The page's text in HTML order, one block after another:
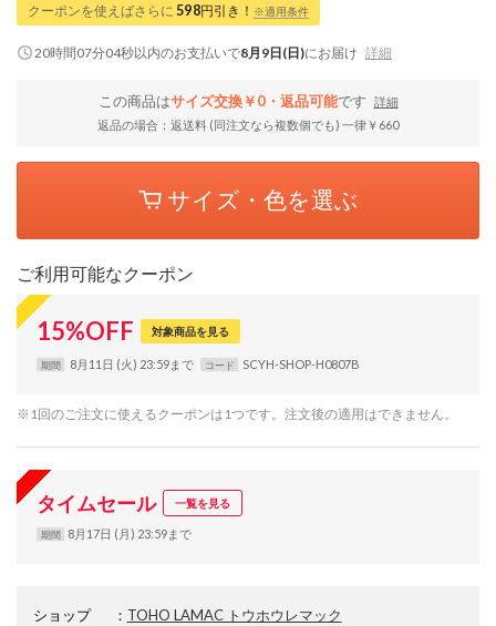
クーポンを使えばさらに 598円引き！ ※適用条件
20時間07分04秒以内のお支払いで8月9日(日)にお届け 詳細
この商品はサイズ交換￥0・返品可能です
詳細
返品の場合：返送料 (同注文なら複数個でも) 一律￥660
サイズ・色を選ぶ
ご利用可能なクーポン
15%OFF 対象商品を見る
期間 8月11日 (火) 23:59まで コード SCYH-SHOP-H0807B
※1回のご注文に使えるクーポンは1つです。注文後の適用はできません。
タイムセール 一覧を見る
期間 8月17日 (月) 23:59まで
ショップ ： TOHO LAMAC トウホウレマック